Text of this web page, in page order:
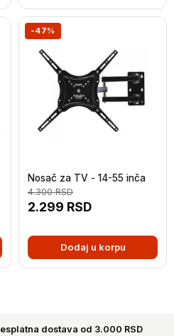
-47%
Nosač za TV - 14-55 inča
2.299 RSD
4.300RSD
Dodaj u korpu
dostava od 3.000 RSD